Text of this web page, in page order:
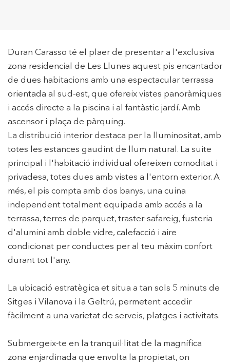
Duran Carasso té el plaer de presentar a l'exclusiva
zona residencial de Les Llunes aquest pis encantador
de dues habitacions amb una espectacular terrassa
orientada al sud-est, que ofereix vistes panoràmiques
i accés directe a la piscina i al fantàstic jardí. Amb
ascensor i plaça de pàrquing.
La distribució interior destaca per la lluminositat, amb
totes les estances gaudint de llum natural. La suite
principal i l'habitació individual ofereixen comoditat i
privadesa, totes dues amb vistes a l'entorn exterior. A
més, el pis compta amb dos banys, una cuina
independent totalment equipada amb accés a la
terrassa, terres de parquet, traster-safareig, fusteria
d'alumini amb doble vidre, calefacció i aire
condicionat per conductes per al teu màxim confort
durant tot l'any.
La ubicació estratègica et situa a tan sols 5 minuts de
Sitges i Vilanova i la Geltrú, permetent accedir
fàcilment a una varietat de serveis, platges i activitats.
Submergeix-te en la tranquil·litat de la magnífica
zona enjardinada que envolta la propietat, on
Modificar cookies